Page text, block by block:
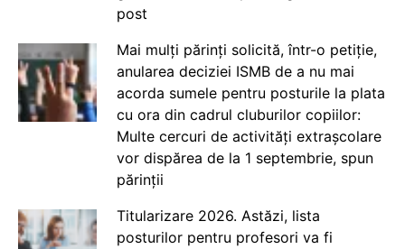
post
Mai mulți părinți solicită, într-o petiție,
anularea deciziei ISMB de a nu mai
acorda sumele pentru posturile la plata
cu ora din cadrul cluburilor copiilor:
Multe cercuri de activități extrașcolare
vor dispărea de la 1 septembrie, spun
părinții
Titularizare 2026. Astăzi, lista
posturilor pentru profesori va fi